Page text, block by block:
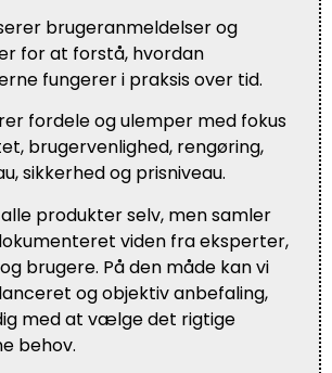
brugeranmeldelser og
for at forstå, hvordan
fungerer i praksis over tid.
fordele og ulemper med fokus
brugervenlighed, rengøring,
sikkerhed og prisniveau.
produkter selv, men samler
viden fra eksperter,
brugere. På den måde kan vi
og objektiv anbefaling,
med at vælge det rigtige
behov.